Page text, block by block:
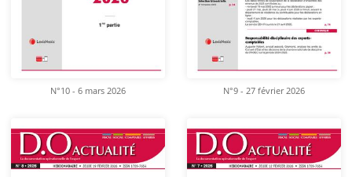
N°10 - 6 mars 2026 N°9 - 27 février 2026